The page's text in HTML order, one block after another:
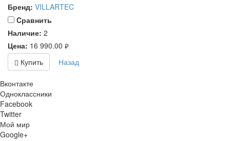
Бренд: VILLARTEC
Cравнить
Наличие: 2
Цена: 16 990.00 руб.
Купить Назад
Вконтакте
Одноклассники
Facebook
Twitter
Мой мир
Google+